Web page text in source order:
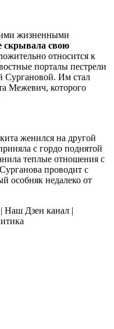
жизненными
скрывала свою
относится к
порталы пестрели
Сургановой. Им стал
Межевич, которого
женился на другой
с гордо поднятой
теплые отношения с
проводит с
особняк недалеко от
| Наш Дзен канал |